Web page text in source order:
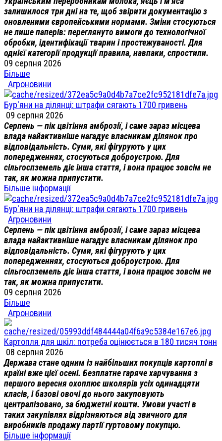
залишилося три дні на те, щоб звірити документацію з
оновленими європейськими нормами. Зміни стосуються
не лише паперів: переглянуто вимоги до технологічної
обробки, ідентифікації тварин і простежуваності. Для
однієї категорії продукції правила, навпаки, спростили.
09 серпня 2026
Більше
Агроновини
Бур'яни на ділянці: штрафи сягають 1700 гривень
09 серпня 2026
Серпень — пік цвітіння амброзії, і саме зараз місцева
влада найактивніше нагадує власникам ділянок про
відповідальність. Суми, які фігурують у цих
попередженнях, стосуються доброустрою. Для
сільгоспземель діє інша стаття, і вона працює зовсім не
так, як можна припустити.
Більше інформації
Бур'яни на ділянці: штрафи сягають 1700 гривень
Агроновини
Серпень — пік цвітіння амброзії, і саме зараз місцева
влада найактивніше нагадує власникам ділянок про
відповідальність. Суми, які фігурують у цих
попередженнях, стосуються доброустрою. Для
сільгоспземель діє інша стаття, і вона працює зовсім не
так, як можна припустити.
09 серпня 2026
Більше
Агроновини
Картопля для шкіл: потреба оцінюється в 180 тисяч тонн
08 серпня 2026
Держава стане одним із найбільших покупців картоплі в
країні вже цієї осені. Безплатне гаряче харчування з
першого вересня охоплює школярів усіх одинадцяти
класів, і базові овочі до нього закуповують
централізовано, за бюджетні кошти. Умови участі в
таких закупівлях відрізняються від звичного для
виробників продажу партії гуртовому покупцю.
Більше інформації